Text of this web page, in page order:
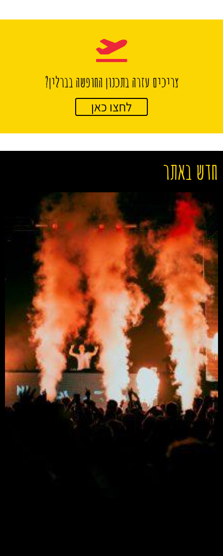
צריכים עזרה בתכנון החופשה בברלין?
לחצו כאן
חדש באתר